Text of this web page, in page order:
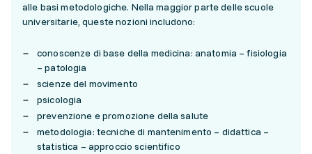
alle basi metodologiche. Nella maggior parte delle scuole
universitarie, queste nozioni includono:
conoscenze di base della medicina: anatomia – fisiologia
– patologia
scienze del movimento
psicologia
prevenzione e promozione della salute
metodologia: tecniche di mantenimento – didattica –
statistica – approccio scientifico